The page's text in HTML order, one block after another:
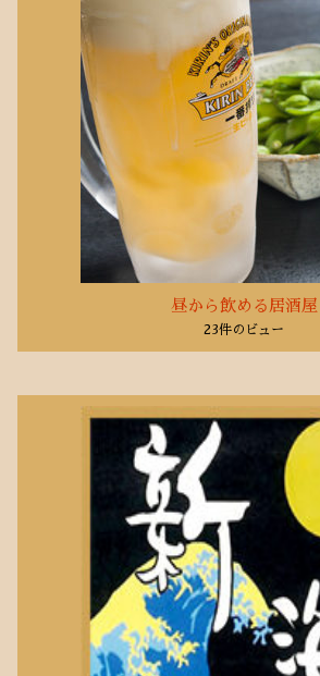
2020年8月 (2)
2020年7月 (3)
2020年6月(10)
2020年5月(10)
2020年4月(8)
2020年3月(1)
2020年1月
2019年10月
2019年3月(1)
2018年5月(2)
2018年1月
2017年9月 (1)
2017年8月 (9)
昼から飲める居酒屋
23件のビュー